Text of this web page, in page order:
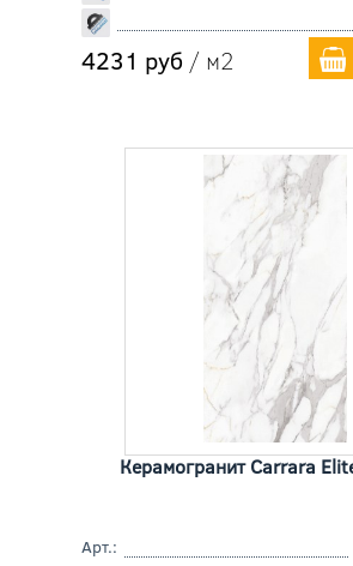
4231 руб / м2
Керамогранит Carrara
Арт.: